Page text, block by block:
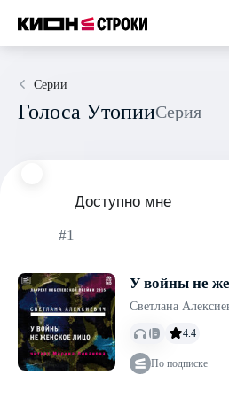
Серии
Голоса Утопии Серия
Доступно мне
#1
У войны не
Светлана
4.4
По подписке